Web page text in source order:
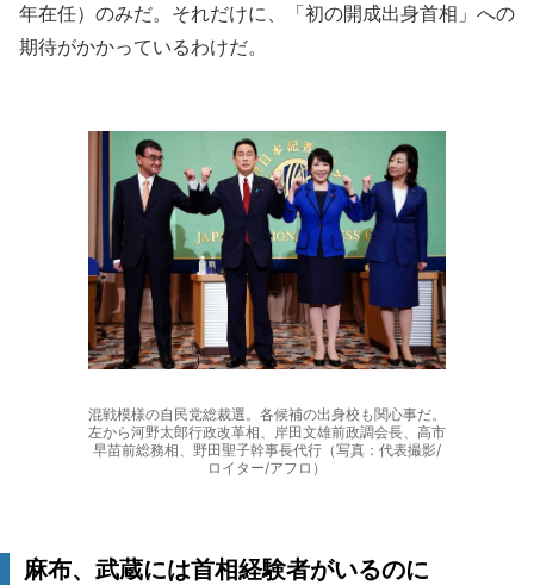
年在任）のみだ。それだけに、「初の開成出身首相」への
期待がかかっているわけだ。
混戦模様の自民党総裁選。各候補の出身校も関心事だ。
左から河野太郎行政改革相、岸田文雄前政調会長、高市
早苗前総務相、野田聖子幹事長代行（写真：代表撮影/
ロイター/アフロ）
麻布、武蔵には首相経験者がいるのに